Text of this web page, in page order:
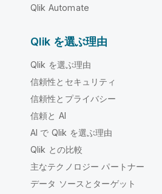
Qlik Automate
Qlik を選ぶ理由
Qlik を選ぶ理由
信頼性とセキュリティ
信頼性とプライバシー
信頼と AI
AI で Qlik を選ぶ理由
Qlik との比較
主なテクノロジー パートナー
データ ソースとターゲット